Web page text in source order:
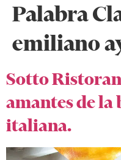
Palabra
emiliano
Sotto
amantes de la
italiana.